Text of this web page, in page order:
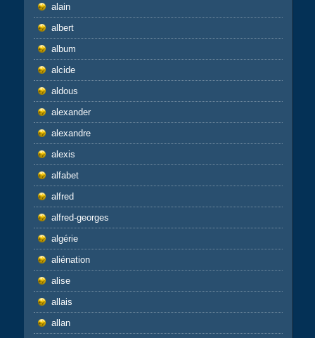
alain
albert
album
alcide
aldous
alexander
alexandre
alexis
alfabet
alfred
alfred-georges
algérie
aliénation
alise
allais
allan